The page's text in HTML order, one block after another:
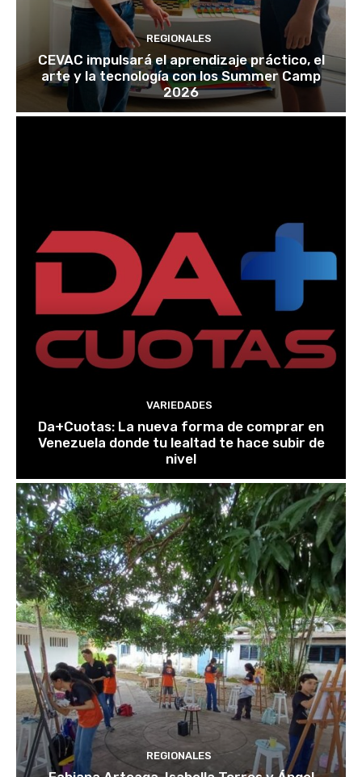
REGIONALES
CEVAC impulsará el aprendizaje práctico, el
arte y la tecnología con los Summer Camp
2026
VARIEDADES
Da+Cuotas: La nueva forma de comprar en
Venezuela donde tu lealtad te hace subir de
nivel
REGIONALES